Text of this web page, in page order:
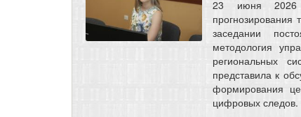
23 июня 2026
заседании
методология
региональных
представила к
формирования
цифровых следов.